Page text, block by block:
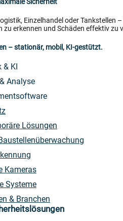
Einzelhandel oder
zu erkennen und Schäden effektiv zu
– stationär, mobil, KI-gestützt.
& KI
Analyse
Lösungen
Kameras
Systeme
& Branchen